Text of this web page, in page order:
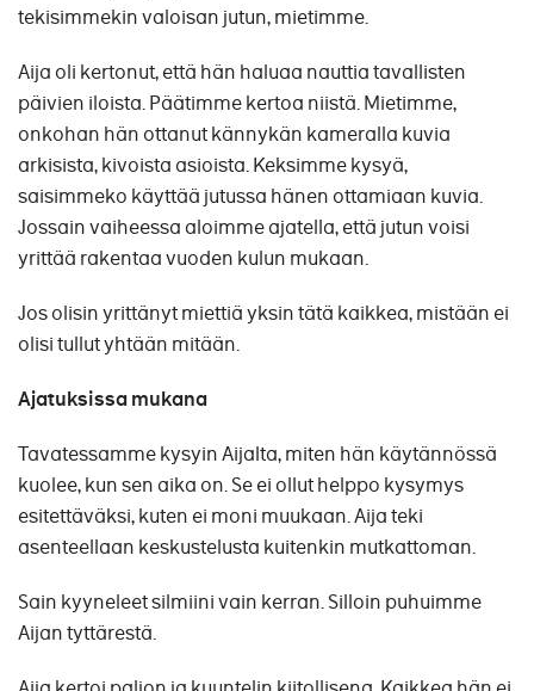
tekisimmekin valoisan jutun, mietimme.
Aija oli kertonut, että hän haluaa nauttia tavallisten
päivien iloista. Päätimme kertoa niistä. Mietimme,
onkohan hän ottanut kännykän kameralla kuvia
arkisista, kivoista asioista. Keksimme kysyä,
saisimmeko käyttää jutussa hänen ottamiaan kuvia.
Jossain vaiheessa aloimme ajatella, että jutun voisi
yrittää rakentaa vuoden kulun mukaan.
Jos olisin yrittänyt miettiä yksin tätä kaikkea, mistään ei
olisi tullut yhtään mitään.
Ajatuksissa mukana
Tavatessamme kysyin Aijalta, miten hän käytännössä
kuolee, kun sen aika on. Se ei ollut helppo kysymys
esitettäväksi, kuten ei moni muukaan. Aija teki
asenteellaan keskustelusta kuitenkin mutkattoman.
Sain kyyneleet silmiini vain kerran. Silloin puhuimme
Aijan tyttärestä.